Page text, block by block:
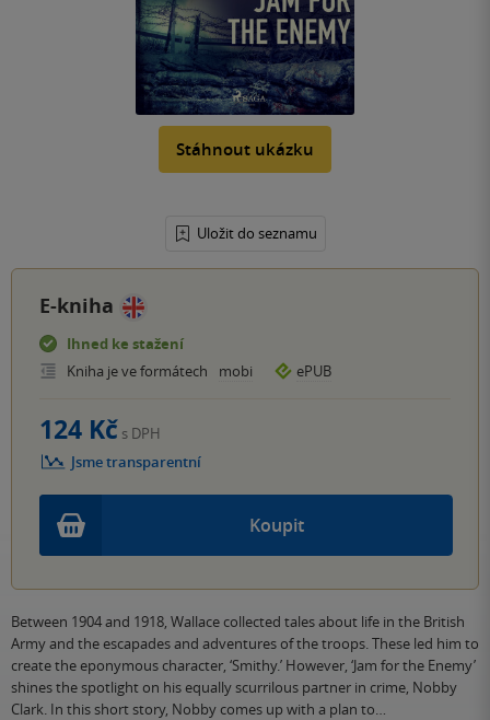
Stáhnout ukázku
Uložit do seznamu
E-kniha
Ihned ke stažení
Kniha je ve formátech
mobi ePUB
Koupit
124 Kč s DPH
Jsme transparentní
Between 1904 and 1918, Wallace collected tales about life in the British
Army and the escapades and adventures of the troops. These led him to
create the eponymous character, ‘Smithy.’ However, ‘Jam for the Enemy’
shines the spotlight on his equally scurrilous partner in crime, Nobby
Clark. In this short story, Nobby comes up with a plan to…